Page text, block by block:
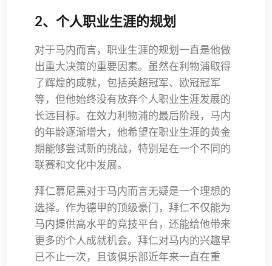
2、个人职业生涯的规划
对于马内而言，职业生涯的规划一直是他做
出重大决策的重要因素。虽然在利物浦取得
了辉煌的成就，包括英超冠军、欧冠冠军
等，但他始终没有放弃个人职业生涯发展的
长远目标。在效力利物浦的最后阶段，马内
的年龄逐渐增大，他希望在职业生涯的黄金
期能够尝试新的挑战，特别是在一个不同的
联赛和文化中发展。
拜仁慕尼黑对于马内而言无疑是一个理想的
选择。作为德甲的顶级豪门，拜仁不仅能为
马内提供高水平的竞技平台，还能给他带来
更多的个人成就机会。拜仁对马内的兴趣早
已不止一次，且该俱乐部近年来一直在重